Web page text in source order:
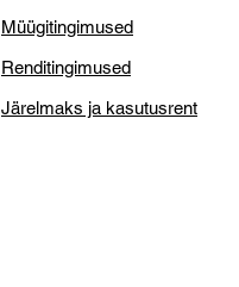
Müügitingimused
Renditingimused
Järelmaks ja kasutusrent